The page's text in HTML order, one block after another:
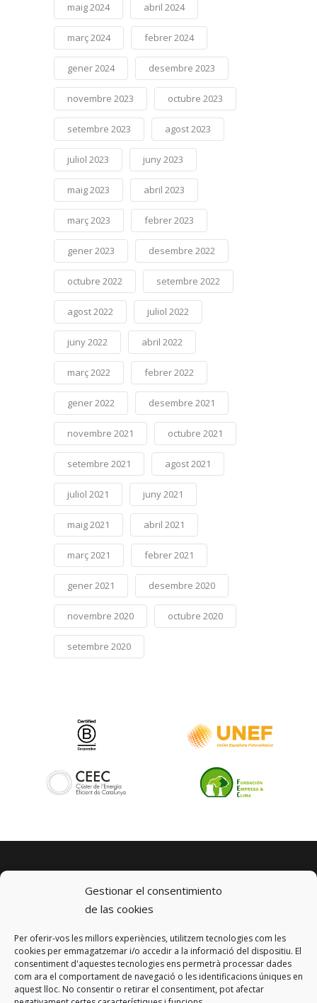
Gestionar el consentimiento
de las cookies
Per oferir-vos les millors experiències, utilitzem tecnologies com les
cookies per emmagatzemar i/o accedir a la informació del dispositiu. El
consentiment d'aquestes tecnologies ens permetrà processar dades
com ara el comportament de navegació o les identificacions úniques en
aquest lloc. No consentir o retirar el consentiment, pot afectar
maig 2024 abril 2024
març 2024 febrer 2024
gener 2024 desembre 2023
novembre 2023 octubre 2023
setembre 2023 agost 2023
juliol 2023 juny 2023
maig 2023 abril 2023
març 2023 febrer 2023
gener 2023 desembre 2022
octubre 2022 setembre 2022
agost 2022 juliol 2022
juny 2022 abril 2022
març 2022 febrer 2022
gener 2022 desembre 2021
novembre 2021 octubre 2021
setembre 2021 agost 2021
juliol 2021 juny 2021
maig 2021 abril 2021
març 2021 febrer 2021
gener 2021 desembre 2020
novembre 2020 octubre 2020
setembre 2020
© 2023 km0 Energy
Carrer Baldrich 222-226
08223 Terrassa, Barcelona
info@km0.energy